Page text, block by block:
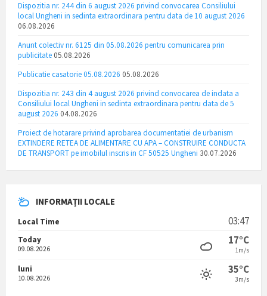
Dispozitia nr. 244 din 6 august 2026 privind convocarea Consiliului
local Ungheni in sedinta extraordinara pentru data de 10 august 2026
06.08.2026
Anunt colectiv nr. 6125 din 05.08.2026 pentru comunicarea prin
publicitate 05.08.2026
Publicatie casatorie 05.08.2026 05.08.2026
Dispozitia nr. 243 din 4 august 2026 privind convocarea de indata a
Consiliului local Ungheni in sedinta extraordinara pentru data de 5
august 2026 04.08.2026
Proiect de hotarare privind aprobarea documentatiei de urbanism
EXTINDERE RETEA DE ALIMENTARE CU APA – CONSTRUIRE CONDUCTA
DE TRANSPORT pe imobilul inscris in CF 50525 Ungheni 30.07.2026
INFORMAȚII LOCALE
Local Time 03:47
Today
09.08.2026
17°C
1m/s
luni
10.08.2026
35°C
3m/s